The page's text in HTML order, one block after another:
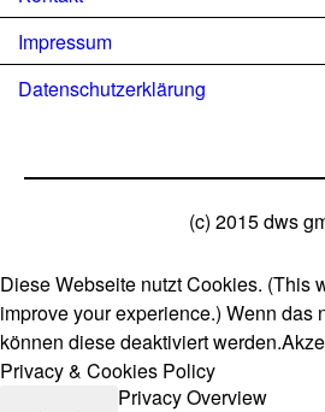
Impressum
Datenschutzerklärung
(c) 2015 dws
Diese Webseite nutzt Cookies. (This
improve your experience.) Wenn das
können diese deaktiviert werden.
Privacy & Cookies Policy
Privacy Overview